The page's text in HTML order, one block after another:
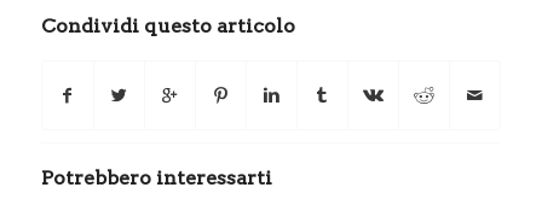
Condividi questo articolo
Potrebbero interessarti